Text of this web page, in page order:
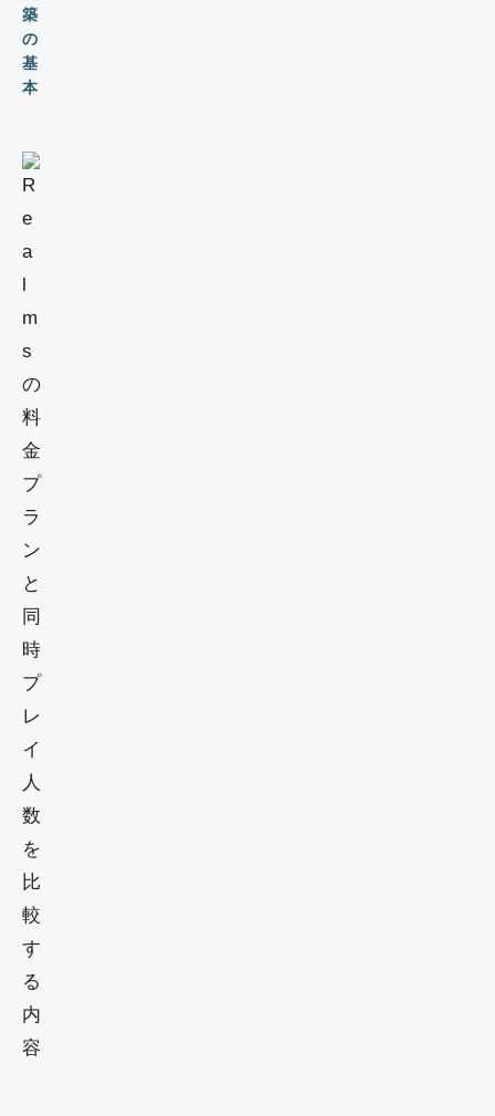
築
の
基
本